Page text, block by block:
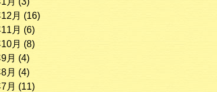
月 (16)
月 (6)
月 (8)
月 (4)
月 (4)
月 (11)